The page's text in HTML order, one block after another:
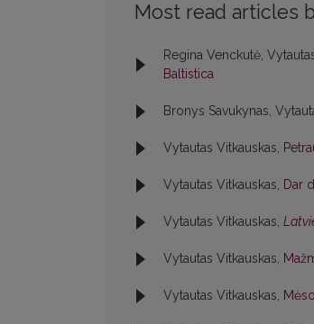
Most read articles
Regina Venckutė,
Baltistica
Bronys Savukynas,
Vytautas Vitkauskas,
Vytautas Vitkauskas, Dar
Vytautas Vitkauskas,
Vytautas Vitkauskas,
Vytautas Vitkauskas,